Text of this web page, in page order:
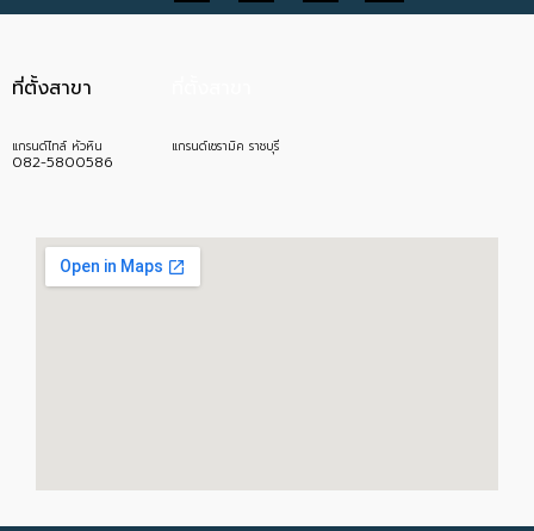
ที่ตั้งสาขา
แกรนด์ไทล์ หัวหิน
082-5800586
แกรนด์เซรามิค ราชบุรี